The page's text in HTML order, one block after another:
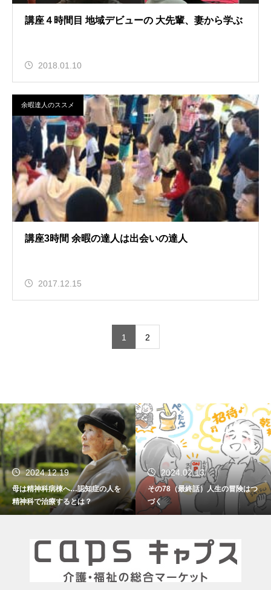
講座４時間目 地域デビューの 大先輩、妻から学ぶ
2018.01.10
余暇達人のススメ
講座3時間 余暇の達人は出会いの達人
2017.12.15
1 2
2024.12.19
母は精神科病棟へ…認知症の人を
精神科で治療するとは？
2024.02.13
その78（最終話）人生の冒険はつ
づく